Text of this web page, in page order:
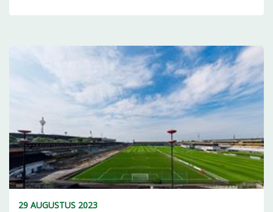
29 AUGUSTUS 2023